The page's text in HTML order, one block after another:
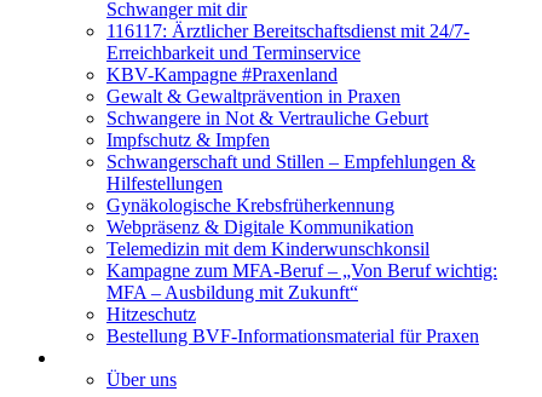
Schwanger mit dir
116117: Ärztlicher Bereitschaftsdienst mit 24/7-
Erreichbarkeit und Terminservice
KBV-Kampagne #Praxenland
Gewalt & Gewaltprävention in Praxen
Schwangere in Not & Vertrauliche Geburt
Impfschutz & Impfen
Schwangerschaft und Stillen – Empfehlungen &
Hilfestellungen
Gynäkologische Krebsfrüherkennung
Webpräsenz & Digitale Kommunikation
Telemedizin mit dem Kinderwunschkonsil
Kampagne zum MFA-Beruf – „Von Beruf wichtig:
MFA – Ausbildung mit Zukunft“
Hitzeschutz
Bestellung BVF-Informationsmaterial für Praxen
Über uns